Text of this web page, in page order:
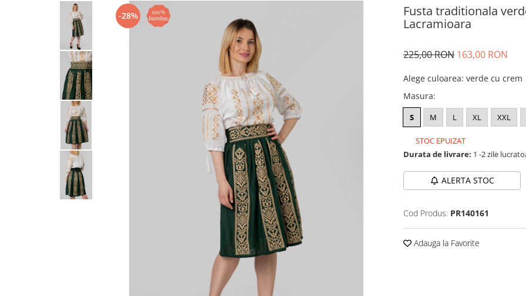
Fusta traditionala
Lacramioara
-28%
225,00 RON 163,00 RON
Alege culoarea: verde cu crem
Masura:
S M L XL XXL
STOC EPUIZAT
Durata de livrare: 1 -2 zile
ALERTA STOC
Cod Produs: PR140161
Adauga la Favorite